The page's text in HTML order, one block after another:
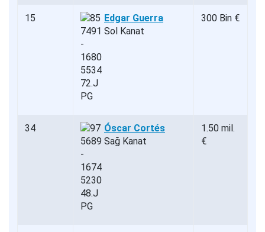
15
Edgar Guerra
Sol Kanat
300 Bin €
34
Óscar Cortés
Sağ Kanat
1.50 mil.
€